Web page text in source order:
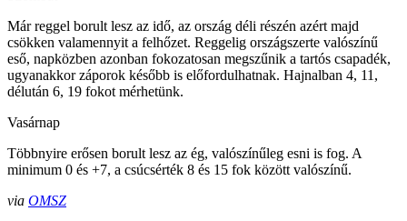
Már reggel borult lesz az idő, az ország déli részén azért majd
csökken valamennyit a felhőzet. Reggelig országszerte valószínű
eső, napközben azonban fokozatosan megszűnik a tartós csapadék,
ugyanakkor záporok később is előfordulhatnak. Hajnalban 4, 11,
délután 6, 19 fokot mérhetünk.
Vasárnap
Többnyire erősen borult lesz az ég, valószínűleg esni is fog. A
minimum 0 és +7, a csúcsérték 8 és 15 fok között valószínű.
via OMSZ